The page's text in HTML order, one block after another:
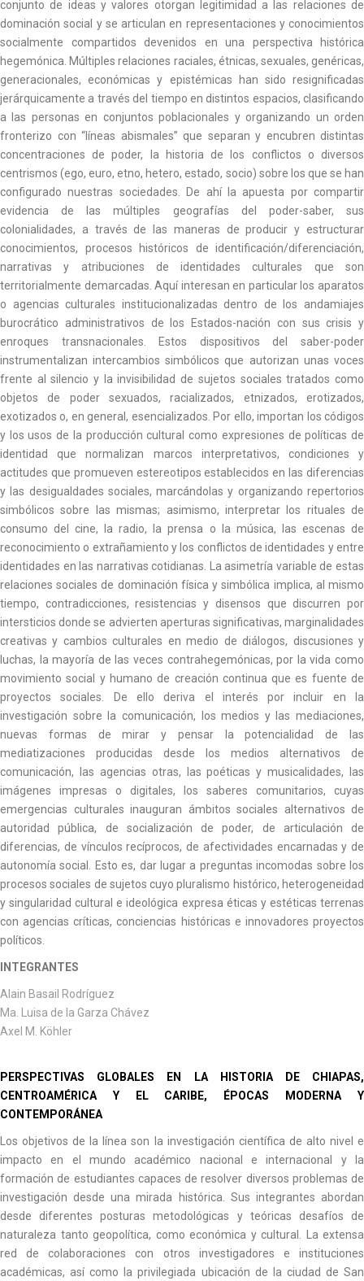
conjunto de ideas y valores otorgan legitimidad a las relaciones de
dominación social y se articulan en representaciones y conocimientos
socialmente compartidos devenidos en una perspectiva histórica
hegemónica. Múltiples relaciones raciales, étnicas, sexuales, genéricas,
generacionales, económicas y epistémicas han sido resignificadas
jerárquicamente a través del tiempo en distintos espacios, clasificando
a las personas en conjuntos poblacionales y organizando un orden
fronterizo con “líneas abismales” que separan y encubren distintas
concentraciones de poder, la historia de los conflictos o diversos
centrismos (ego, euro, etno, hetero, estado, socio) sobre los que se han
configurado nuestras sociedades. De ahí la apuesta por compartir
evidencia de las múltiples geografías del poder-saber, sus
colonialidades, a través de las maneras de producir y estructurar
conocimientos, procesos históricos de identificación/diferenciación,
narrativas y atribuciones de identidades culturales que son
territorialmente demarcadas. Aquí interesan en particular los aparatos
o agencias culturales institucionalizadas dentro de los andamiajes
burocrático administrativos de los Estados-nación con sus crisis y
enroques transnacionales. Estos dispositivos del saber-poder
instrumentalizan intercambios simbólicos que autorizan unas voces
frente al silencio y la invisibilidad de sujetos sociales tratados como
objetos de poder sexuados, racializados, etnizados, erotizados,
exotizados o, en general, esencializados. Por ello, importan los códigos
y los usos de la producción cultural como expresiones de políticas de
identidad que normalizan marcos interpretativos, condiciones y
actitudes que promueven estereotipos establecidos en las diferencias
y las desigualdades sociales, marcándolas y organizando repertorios
simbólicos sobre las mismas; asimismo, interpretar los rituales de
consumo del cine, la radio, la prensa o la música, las escenas de
reconocimiento o extrañamiento y los conflictos de identidades y entre
identidades en las narrativas cotidianas. La asimetría variable de estas
relaciones sociales de dominación física y simbólica implica, al mismo
tiempo, contradicciones, resistencias y disensos que discurren por
intersticios donde se advierten aperturas significativas, marginalidades
creativas y cambios culturales en medio de diálogos, discusiones y
luchas, la mayoría de las veces contrahegemónicas, por la vida como
movimiento social y humano de creación continua que es fuente de
proyectos sociales. De ello deriva el interés por incluir en la
investigación sobre la comunicación, los medios y las mediaciones,
nuevas formas de mirar y pensar la potencialidad de las
mediatizaciones producidas desde los medios alternativos de
comunicación, las agencias otras, las poéticas y musicalidades, las
imágenes impresas o digitales, los saberes comunitarios, cuyas
emergencias culturales inauguran ámbitos sociales alternativos de
autoridad pública, de socialización de poder, de articulación de
diferencias, de vínculos recíprocos, de afectividades encarnadas y de
autonomía social. Esto es, dar lugar a preguntas incomodas sobre los
procesos sociales de sujetos cuyo pluralismo histórico, heterogeneidad
y singularidad cultural e ideológica expresa éticas y estéticas terrenas
con agencias críticas, conciencias históricas e innovadores proyectos
políticos.
INTEGRANTES
Alain Basail Rodríguez
Ma. Luisa de la Garza Chávez
Axel M. Köhler
PERSPECTIVAS GLOBALES EN LA HISTORIA DE CHIAPAS,
CENTROAMÉRICA Y EL CARIBE, ÉPOCAS MODERNA Y
CONTEMPORÁNEA
Los objetivos de la línea son la investigación científica de alto nivel e
impacto en el mundo académico nacional e internacional y la
formación de estudiantes capaces de resolver diversos problemas de
investigación desde una mirada histórica. Sus integrantes abordan
desde diferentes posturas metodológicas y teóricas desafíos de
naturaleza tanto geopolítica, como económica y cultural. La extensa
red de colaboraciones con otros investigadores e instituciones
académicas, así como la privilegiada ubicación de la ciudad de San